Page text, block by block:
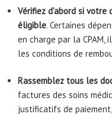
Vérifiez d’abord si
éligible. Certaines
en charge par la
les conditions de
Rassemblez tous les
factures des soins
justificatifs de